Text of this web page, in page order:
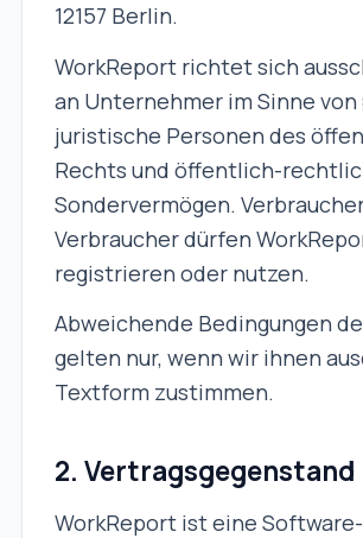
12157 Berlin.
WorkReport richtet sich
an Unternehmer im Sinne von
juristische Personen des
Rechts und öffentlich-
Sondervermögen.
Verbraucher dürfen
registrieren oder nutzen.
Abweichende Bedingungen
gelten nur, wenn wir ihnen
Textform zustimmen.
2. Vertragsgegenstand
WorkReport ist eine